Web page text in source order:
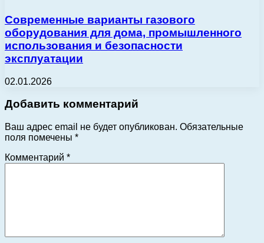
Современные варианты газового
оборудования для дома, промышленного
использования и безопасности
эксплуатации
02.01.2026
Добавить комментарий
Ваш адрес email не будет опубликован. Обязательные
поля помечены *
Комментарий *